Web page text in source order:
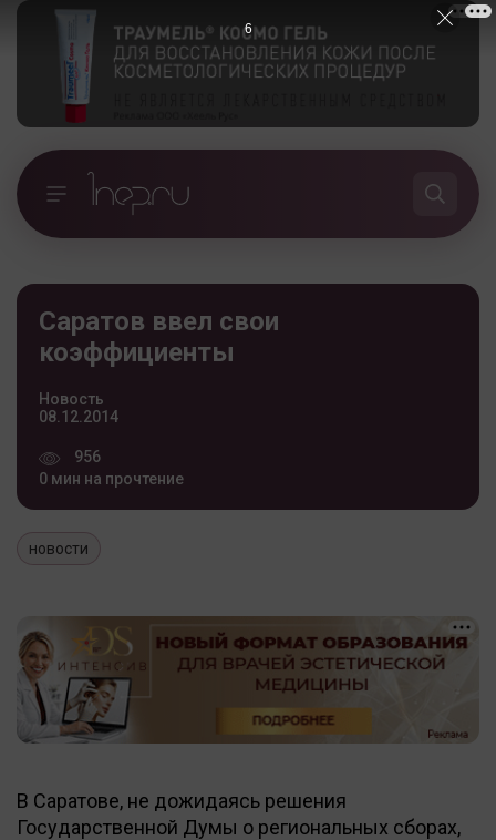
Саратов ввел свои
коэффициенты
Новость
08.12.2014
956
0 мин на прочтение
новости
В Саратове, не дожидаясь решения
Государственной Думы о региональных сборах,
6